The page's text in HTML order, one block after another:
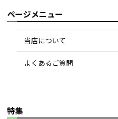
ページメニュー
当店について
よくあるご質問
特集